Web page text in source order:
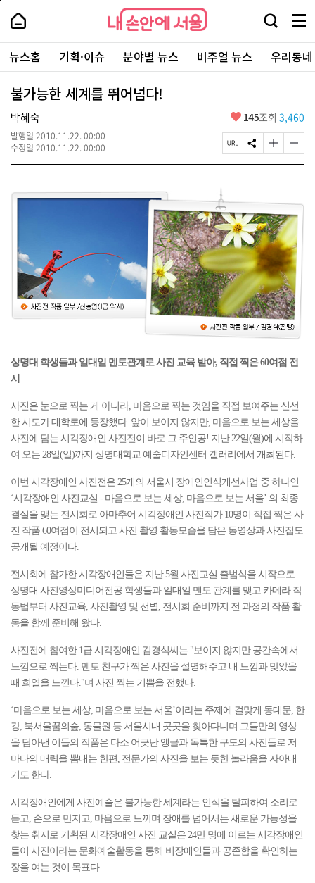
본
로
가
내
손
안
에
서
울
-
서
울
시
대
표
소
털
내
손
에
울
검
창
열
기
메
뉴
전
체
보
주
요
서
뉴스홈 기획·이슈 분야별 뉴스 비주얼 뉴스 우리동
불가능한 세계를 뛰어넘다!
박혜숙
발행일 2010.11.22. 00:00
수정일 2010.11.22. 00:00
좋
요
145조회 3,460
페
이
L
복
사
S
N
하
기
글
자
게
변
경
하
기
글
자
게
변
경
하
기
상명대 학생들과 일대일 멘토관계로 사진 교육 받아, 직접 찍은 60여점 전
시
사진은 눈으로 찍는 게 아니라, 마음으로 찍는 것임을 직접 보여주는 신선
한 시도가 대학로에 등장했다. 앞이 보이지 않지만, 마음으로 보는 세상을
사진에 담는 시각장애인 사진전이 바로 그 주인공! 지난 22일(월)에 시작하
여 오는 28일(일)까지 상명대학교 예술디자인센터 갤러리에서 개최된다.
이번 시각장애인 사진전은 25개의 서울시 장애인인식개선사업 중 하나인
‘시각장애인 사진교실 - 마음으로 보는 세상, 마음으로 보는 서울’ 의 최종
결실을 맺는 전시회로 아마추어 시각장애인 사진작가 10명이 직접 찍은 사
진 작품 60여점이 전시되고 사진 촬영 활동모습을 담은 동영상과 사진집도
공개될 예정이다.
전시회에 참가한 시각장애인들은 지난 5월 사진교실 출범식을 시작으로
상명대 사진영상미디어전공 학생들과 일대일 멘토 관계를 맺고 카메라 작
동법부터 사진교육, 사진촬영 및 선별, 전시회 준비까지 전 과정의 작품 활
동을 함께 준비해 왔다.
사진전에 참여한 1급 시각장애인 김경식씨는 "보이지 않지만 공간속에서
느낌으로 찍는다. 멘토 친구가 찍은 사진을 설명해주고 내 느낌과 맞았을
때 희열을 느낀다."며 사진 찍는 기쁨을 전했다.
‘마음으로 보는 세상, 마음으로 보는 서울’이라는 주제에 걸맞게 동대문, 한
강, 북서울꿈의숲, 동물원 등 서울시내 곳곳을 찾아다니며 그들만의 영상
을 담아낸 이들의 작품은 다소 어긋난 앵글과 독특한 구도의 사진들로 저
마다의 매력을 뽐내는 한편, 전문가의 사진을 보는 듯한 놀라움을 자아내
기도 한다.
시각장애인에게 사진예술은 불가능한 세계라는 인식을 탈피하여 소리로
듣고, 손으로 만지고, 마음으로 느끼며 장애를 넘어서는 새로운 가능성을
찾는 취지로 기획된 시각장애인 사진 교실은 24만 명에 이르는 시각장애인
들이 사진이라는 문화예술활동을 통해 비장애인들과 공존함을 확인하는
장을 여는 것이 목표다.
페
상
단
로